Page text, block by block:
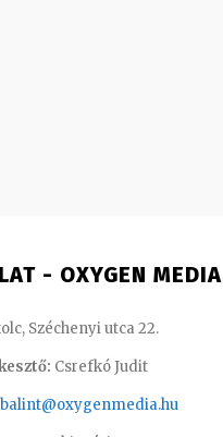
- OXYGEN MEDIA
Széchenyi utca 22.
Csrefkó Judit